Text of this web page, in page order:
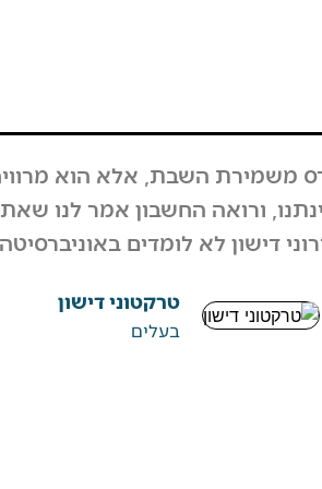
המחזור לא ירד, אבל גם
קיבלנו תגובות מפרגנות
מאות אנשים וחיזקו ובירכו על
ערן גיגי
רפטינג נהר הירדן